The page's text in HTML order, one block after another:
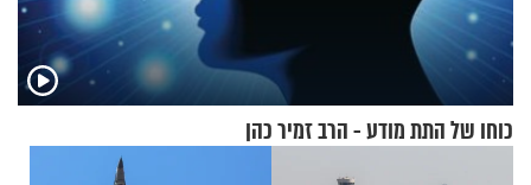
כוחו של התת מודע - הרב זמיר כהן